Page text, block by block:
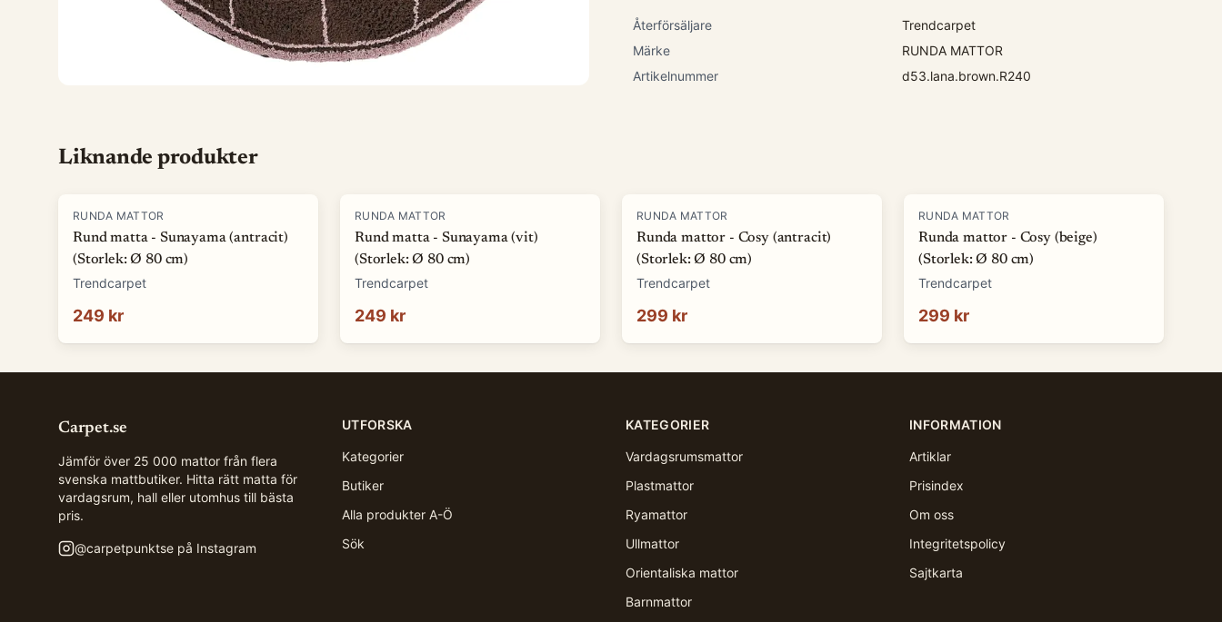
Återförsäljare
Trendcarpet
Märke
RUNDA MATTOR
Artikelnummer
d53.lana.brown.R240
Liknande produkter
RUNDA MATTOR
Rund matta - Sunayama (antracit)
(Storlek: Ø 80 cm)
Trendcarpet
249 kr
RUNDA MATTOR
Rund matta - Sunayama (vit)
(Storlek: Ø 80 cm)
Trendcarpet
249 kr
RUNDA MATTOR
Runda mattor - Cosy (antracit)
(Storlek: Ø 80 cm)
Trendcarpet
299 kr
RUNDA MATTOR
Runda mattor - Cosy (beige)
(Storlek: Ø 80 cm)
Trendcarpet
299 kr
Carpet.se
Jämför över 25 000 mattor från flera
svenska mattbutiker. Hitta rätt matta för
vardagsrum, hall eller utomhus till bästa
pris.
@carpetpunktse på Instagram
UTFORSKA
Kategorier
Butiker
Alla produkter A-Ö
Sök
KATEGORIER
Vardagsrumsmattor
Plastmattor
Ryamattor
Ullmattor
Orientaliska mattor
Barnmattor
INFORMATION
Artiklar
Prisindex
Om oss
Integritetspolicy
Sajtkarta